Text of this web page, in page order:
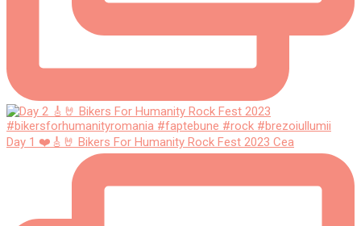
Day 1 ❤️🎸🤘 Bikers For Humanity Rock Fest 2023 Cea